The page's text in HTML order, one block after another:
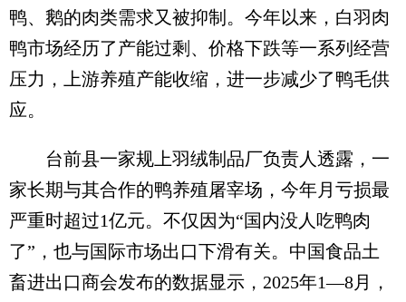
鸭、鹅的肉类需求又被抑制。今年以来，白羽肉
鸭市场经历了产能过剩、价格下跌等一系列经营
压力，上游养殖产能收缩，进一步减少了鸭毛供
应。
台前县一家规上羽绒制品厂负责人透露，一
家长期与其合作的鸭养殖屠宰场，今年月亏损最
严重时超过1亿元。不仅因为“国内没人吃鸭肉
了”，也与国际市场出口下滑有关。中国食品土
畜进出口商会发布的数据显示，2025年1—8月，